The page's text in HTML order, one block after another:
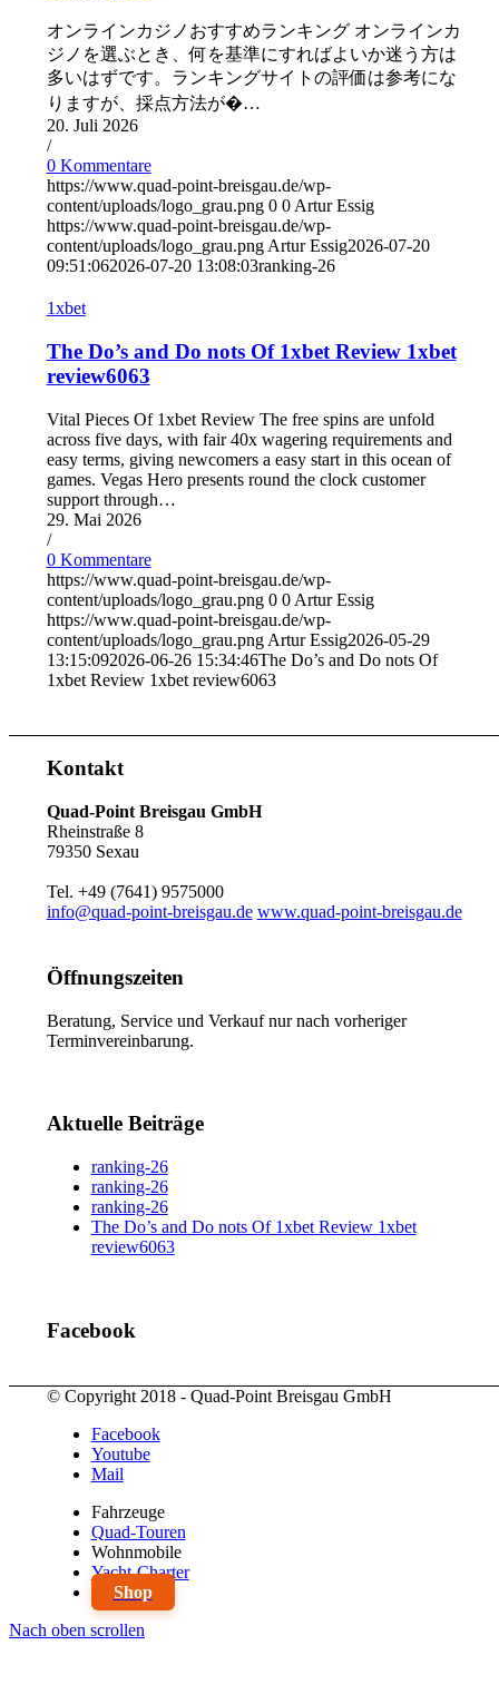
オンラインカジノおすすめランキング オンラインカ
ジノを選ぶとき、何を基準にすればよいか迷う方は
多いはずです。ランキングサイトの評価は参考にな
りますが、採点方法が�…
20. Juli 2026
/
0 Kommentare
https://www.quad-point-breisgau.de/wp-
content/uploads/logo_grau.png 0 0 Artur Essig
https://www.quad-point-breisgau.de/wp-
content/uploads/logo_grau.png Artur Essig2026-07-20
09:51:062026-07-20 13:08:03ranking-26
1xbet
The Do’s and Do nots Of 1xbet Review 1xbet
review6063
Vital Pieces Of 1xbet Review The free spins are unfold
across five days, with fair 40x wagering requirements and
easy terms, giving newcomers a easy start in this ocean of
games. Vegas Hero presents round the clock customer
support through…
29. Mai 2026
/
0 Kommentare
https://www.quad-point-breisgau.de/wp-
content/uploads/logo_grau.png 0 0 Artur Essig
https://www.quad-point-breisgau.de/wp-
content/uploads/logo_grau.png Artur Essig2026-05-29
13:15:092026-06-26 15:34:46The Do’s and Do nots Of
1xbet Review 1xbet review6063
Kontakt
Quad-Point Breisgau GmbH
Rheinstraße 8
79350 Sexau
Tel. +49 (7641) 9575000
info@quad-point-breisgau.de www.quad-point-breisgau.de
Öffnungszeiten
Beratung, Service und Verkauf nur nach vorheriger
Terminvereinbarung.
Aktuelle Beiträge
ranking-26
ranking-26
ranking-26
The Do’s and Do nots Of 1xbet Review 1xbet
review6063
Facebook
© Copyright 2018 - Quad-Point Breisgau GmbH
Facebook
Youtube
Mail
Fahrzeuge
Quad-Touren
Wohnmobile
Yacht-Charter
Shop
Nach oben scrollen